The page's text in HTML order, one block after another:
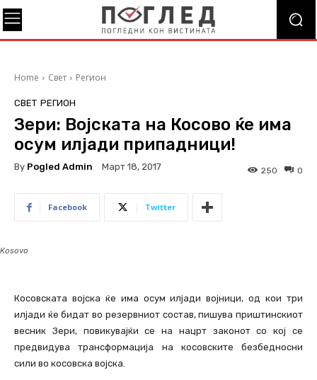
Home Свет Регион
СВЕТ РЕГИОН
Зери: Војската на Косово ќе има
осум илјади припадници!
By Pogled Admin Март 18, 2017 0
250
Facebook Twitter
Kosovo
Косовската војска ќе има осум илјади војници, од кои три
илјади ќе бидат во резервниот состав, пишува приштинскиот
весник Зери, повикувајќи се на нацрт законот со кој се
предвидува трансформација на косовските безбедносни
сили во косовска војска.